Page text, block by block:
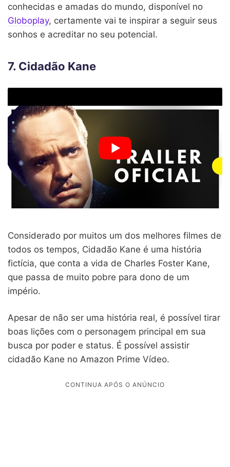
conhecidas e amadas do mundo, disponível no
Globoplay, certamente vai te inspirar a seguir seus
sonhos e acreditar no seu potencial.
7. Cidadão Kane
Considerado por muitos um dos melhores filmes de
todos os tempos, Cidadão Kane é uma história
fictícia, que conta a vida de Charles Foster Kane,
que passa de muito pobre para dono de um
império.
Apesar de não ser uma história real, é possível tirar
boas lições com o personagem principal em sua
busca por poder e status. É possível assistir
cidadão Kane no Amazon Prime Vídeo.